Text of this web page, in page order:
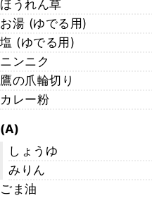
ほうれん草
お湯 (ゆでる用)
塩 (ゆでる用)
ニンニク
鷹の爪輪切り
カレー粉
(A)
しょうゆ
みりん
ごま油